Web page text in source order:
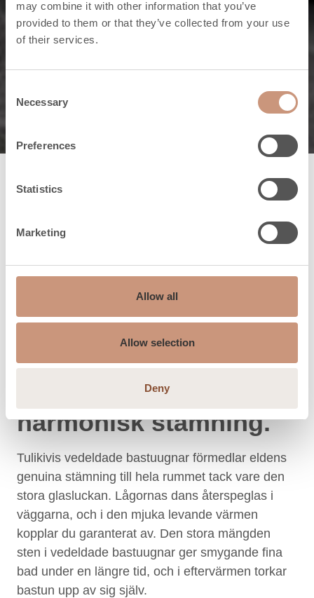
may combine it with other information that you’ve
provided to them or that they’ve collected from your use
of their services.
Selection
Necessary
Preferences
Statistics
Marketing
Allow all
Allow selection
Deny
bastun.
Eld skapar en
harmonisk stämning.
Tulikivis vedeldade bastuugnar förmedlar eldens
genuina stämning till hela rummet tack vare den
stora glasluckan. Lågornas dans återspeglas i
väggarna, och i den mjuka levande värmen
kopplar du garanterat av. Den stora mängden
sten i vedeldade bastuugnar ger smygande fina
bad under en längre tid, och i eftervärmen torkar
bastun upp av sig själv.